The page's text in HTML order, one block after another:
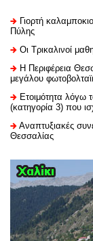
Γιορτή
Πύλης
Οι Τρικαλινοί
H Περιφέρεια
μεγάλου
Ετοιμότητα λόγω
(κατηγορία 3) που
Αναπτυξιακές
Θεσσαλίας